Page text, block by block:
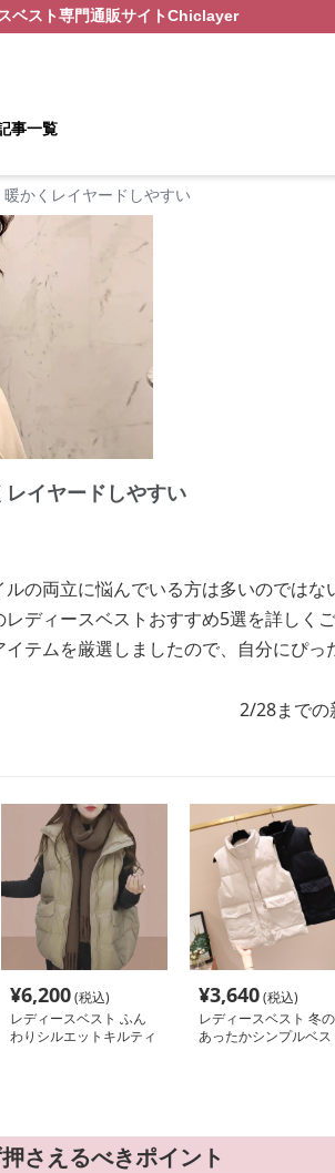
ベスト専門通販サイトChiclayer
事一覧
かくレイヤードしやすい
イヤードしやすい
の両立に悩んでいる方は多いのではな
ディースベストおすすめ5選を詳しく
テムを厳選しましたので、自分にぴ
2/28までの
¥6,200(税込)
レディースベスト ふん
わりシルエットキルティ
¥3,640(税込)
レディースベスト 冬の
あったかシンプルベス
さえるべきポイント